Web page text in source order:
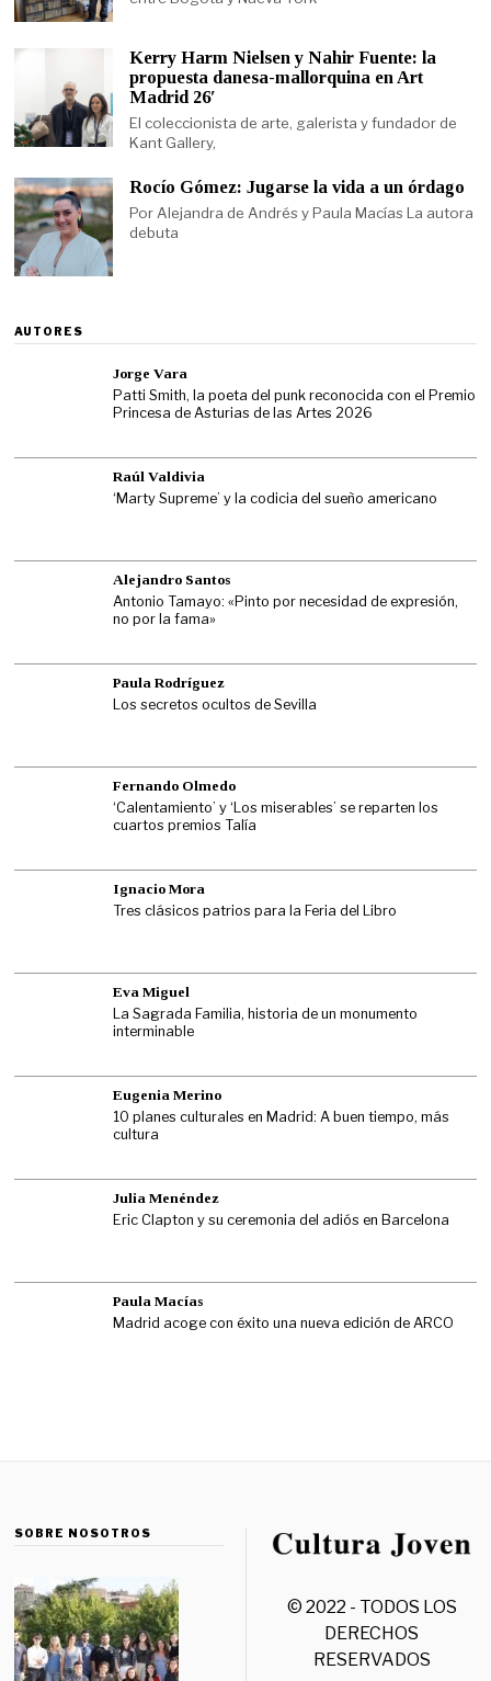
Kerry Harm Nielsen y Nahir Fuente: la
propuesta danesa-mallorquina en Art
Madrid 26′
El coleccionista de arte, galerista y fundador de
Kant Gallery,
Rocío Gómez: Jugarse la vida a un órdago
Por Alejandra de Andrés y Paula Macías La autora
debuta
AUTORES
Jorge Vara
Patti Smith, la poeta del punk reconocida con el Premio
Princesa de Asturias de las Artes 2026
Raúl Valdivia
‘Marty Supreme’ y la codicia del sueño americano
Alejandro Santos
Antonio Tamayo: «Pinto por necesidad de expresión,
no por la fama»
Paula Rodríguez
Los secretos ocultos de Sevilla
Fernando Olmedo
‘Calentamiento’ y ‘Los miserables’ se reparten los
cuartos premios Talía
Ignacio Mora
Tres clásicos patrios para la Feria del Libro
Eva Miguel
La Sagrada Familia, historia de un monumento
interminable
Eugenia Merino
10 planes culturales en Madrid: A buen tiempo, más
cultura
Julia Menéndez
Eric Clapton y su ceremonia del adiós en Barcelona
Paula Macías
Madrid acoge con éxito una nueva edición de ARCO
SOBRE NOSOTROS
© 2022 - TODOS LOS
DERECHOS
RESERVADOS